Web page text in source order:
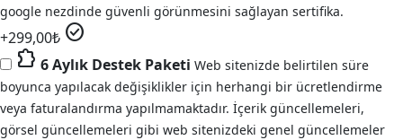
google nezdinde güvenli görünmesini sağlayan sertifika.
+299,00₺ check_circle
extension 6 Aylık Destek Paketi Web sitenizde belirtilen süre
boyunca yapılacak değişiklikler için herhangi bir ücretlendirme
veya faturalandırma yapılmamaktadır. İçerik güncellemeleri,
görsel güncellemeleri gibi web sitenizdeki genel güncellemeler